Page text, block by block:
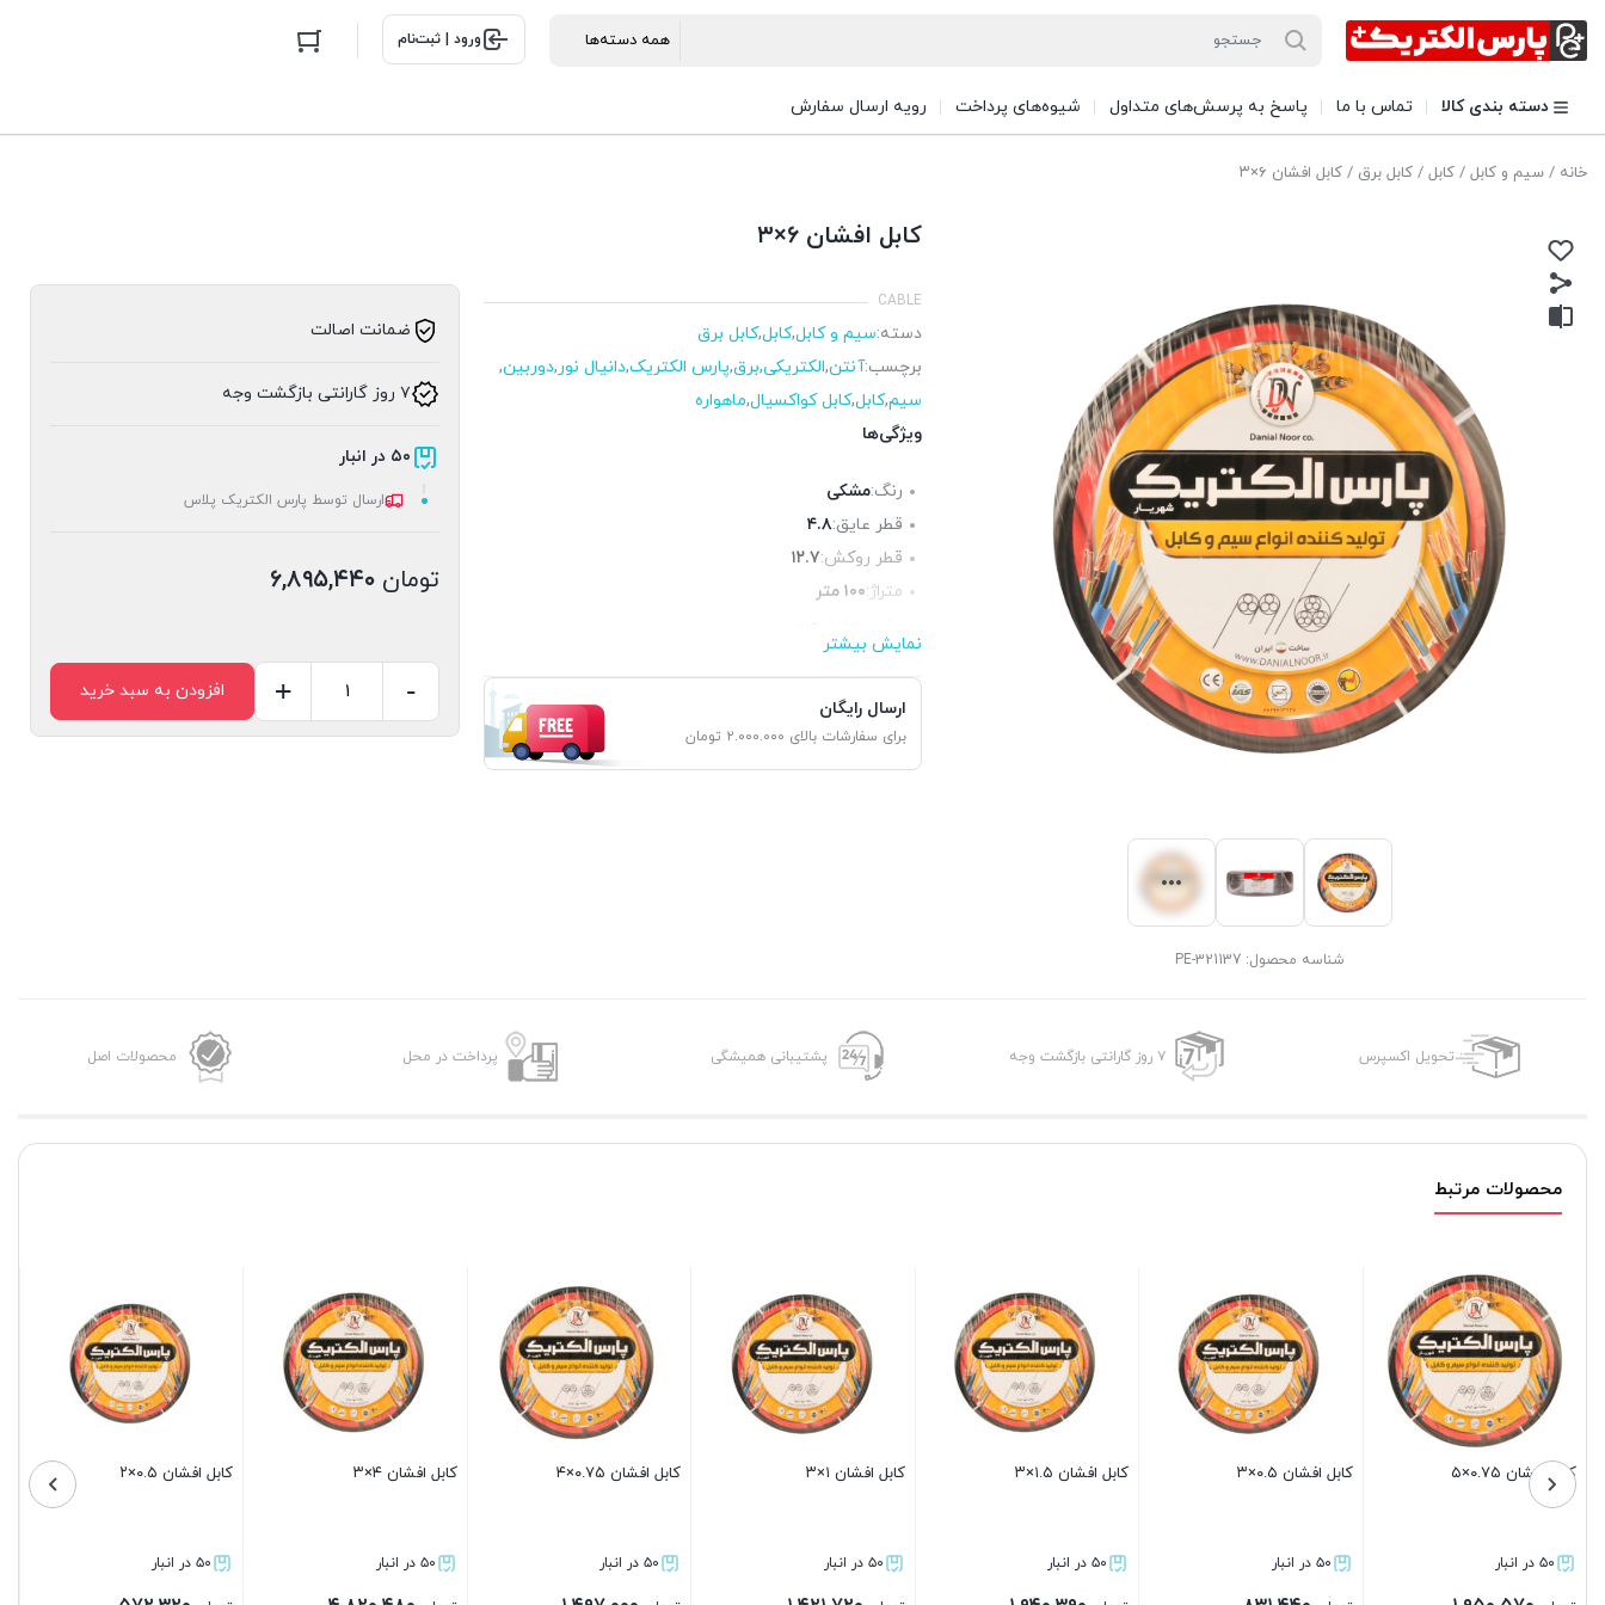
ورود | ثبت‌نام
دسته بندی کالا تماس با ما پاسخ به پرسش‌های متداول شیوه‌های پرداخت رویه ارسال سفارش
خانه / سیم و کابل / کابل / کابل برق / کابل افشان ۶×۳
شناسه محصول: PE-321137
کابل افشان ۶×۳
CABLE
دسته:سیم و کابل,کابل,کابل برق
برچسب:آنتن,الکتریکی,برق,پارس الکتریک,دانیال نور,دوربین,
سیم,کابل,کابل کواکسیال,ماهواره
ویژگی‌ها
رنگ:مشکی
قطر عایق:۴.۸
قطر روکش:۱۲.۷
متراژ:۱۰۰ متر
آنالیز:۰.۲۸۳×۸۵
نمایش بیشتر
ارسال رایگان
برای سفارشات بالای ۲.۰۰۰.۰۰۰ تومان
ضمانت اصالت
۷ روز گارانتی بازگشت وجه
۵۰ در انبار
ارسال توسط پارس الکتریک پلاس
تومان
-
+ افزودن به سبد خرید
تحویل اکسپرس ۷ روز گارانتی بازگشت وجه پشتیبانی همیشگی پرداخت در محل محصولات اصل
محصولات مرتبط
افشان ۱.۵×۳ کابل افشان ۱×۳ کابل افشان ۰.۷۵×۴ کابل افشان ۴×۳ کابل افشان ۰.۵×۲ کابل افشان ۱۰×۳ کابل افشان ۲.۵×۴ کابل